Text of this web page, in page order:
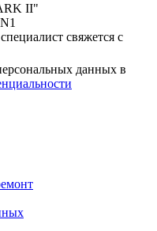
II"
свяжется с
данных в